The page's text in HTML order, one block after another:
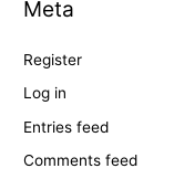
Meta
Register
Log in
Entries feed
Comments feed